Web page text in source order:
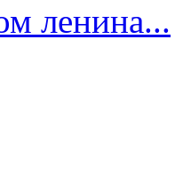
ленина...